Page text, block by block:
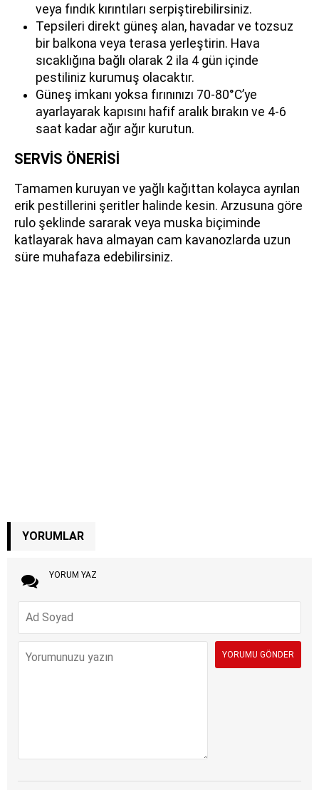
veya fındık kırıntıları serpiştirebilirsiniz.
Tepsileri direkt güneş alan, havadar ve tozsuz
bir balkona veya terasa yerleştirin. Hava
sıcaklığına bağlı olarak 2 ila 4 gün içinde
pestiliniz kurumuş olacaktır.
Güneş imkanı yoksa fırınınızı 70-80°C’ye
ayarlayarak kapısını hafif aralık bırakın ve 4-6
saat kadar ağır ağır kurutun.
SERVİS ÖNERİSİ
Tamamen kuruyan ve yağlı kağıttan kolayca ayrılan
erik pestillerini şeritler halinde kesin. Arzusuna göre
rulo şeklinde sararak veya muska biçiminde
katlayarak hava almayan cam kavanozlarda uzun
süre muhafaza edebilirsiniz.
YORUMLAR
YORUM YAZ